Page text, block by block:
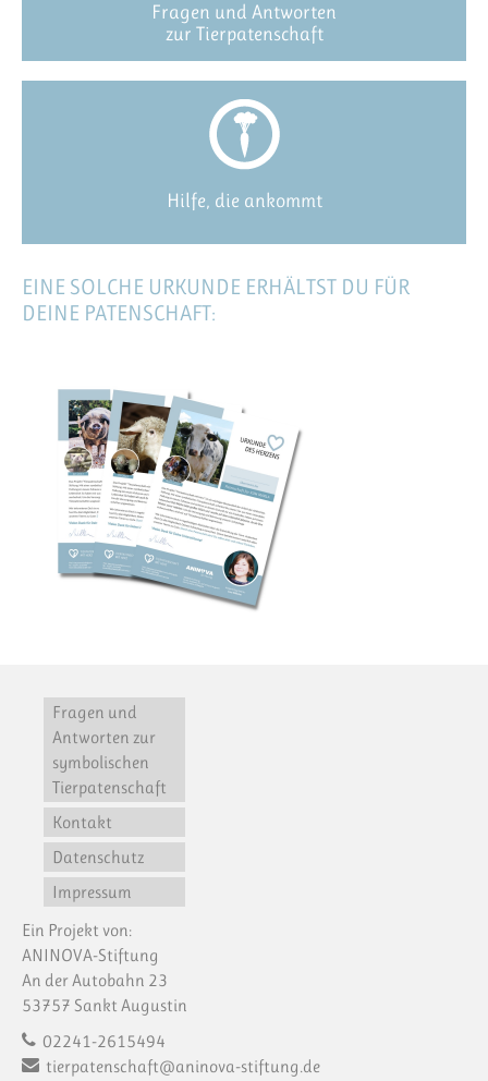
Fragen und Antworten
zur Tierpatenschaft
Hilfe, die ankommt
EINE SOLCHE URKUNDE ERHÄLTST DU FÜR
DEINE PATENSCHAFT:
Fragen und
Antworten zur
symbolischen
Tierpatenschaft
Kontakt
Datenschutz
Impressum
Ein Projekt von:
ANINOVA-Stiftung
An der Autobahn 23
53757 Sankt Augustin
02241-2615494
tierpatenschaft@aninova-stiftung.de